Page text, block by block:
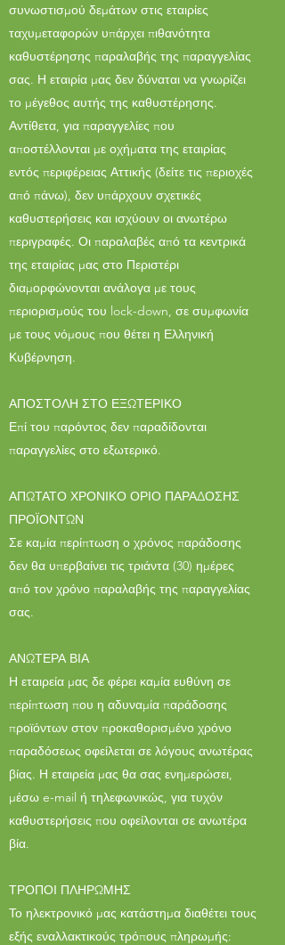
συνωστισμού δεμάτων στις εταιρίες
ταχυμεταφορών υπάρχει πιθανότητα
καθυστέρησης παραλαβής της παραγγελίας
σας. Η εταιρία μας δεν δύναται να γνωρίζει
το μέγεθος αυτής της καθυστέρησης.
Αντίθετα, για παραγγελίες που
αποστέλλονται με οχήματα της εταιρίας
εντός περιφέρειας Αττικής (δείτε τις περιοχές
από πάνω), δεν υπάρχουν σχετικές
καθυστερήσεις και ισχύουν οι ανωτέρω
περιγραφές. Οι παραλαβές από τα κεντρικά
της εταιρίας μας στο Περιστέρι
διαμορφώνονται ανάλογα με τους
περιορισμούς του lock-down, σε συμφωνία
με τους νόμους που θέτει η Ελληνική
Κυβέρνηση.
ΑΠΟΣΤΟΛΗ ΣΤΟ ΕΞΩΤΕΡΙΚΟ
Επί του παρόντος δεν παραδίδονται
παραγγελίες στο εξωτερικό.
ΑΠΩΤΑΤΟ ΧΡΟΝΙΚΟ ΟΡΙΟ ΠΑΡΑΔΟΣΗΣ
ΠΡΟΪΟΝΤΩΝ
Σε καμία περίπτωση ο χρόνος παράδοσης
δεν θα υπερβαίνει τις τριάντα (30) ημέρες
από τον χρόνο παραλαβής της παραγγελίας
σας.
ΑΝΩΤΕΡΑ ΒΙΑ
Η εταιρεία μας δε φέρει καμία ευθύνη σε
περίπτωση που η αδυναμία παράδοσης
προϊόντων στον προκαθορισμένο χρόνο
παραδόσεως οφείλεται σε λόγους ανωτέρας
βίας. Η εταιρεία μας θα σας ενημερώσει,
μέσω e-mail ή τηλεφωνικώς, για τυχόν
καθυστερήσεις που οφείλονται σε ανωτέρα
βία.
ΤΡΟΠΟΙ ΠΛΗΡΩΜΗΣ
Το ηλεκτρονικό μας κατάστημα διαθέτει τους
εξής εναλλακτικούς τρόπους πληρωμής: